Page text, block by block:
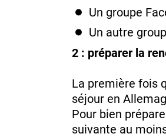
Un groupe
Un autre
2 : préparer la
La première fois
séjour en
Pour bien
suivante au